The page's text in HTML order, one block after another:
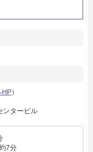
HP）
ンタービル
7分